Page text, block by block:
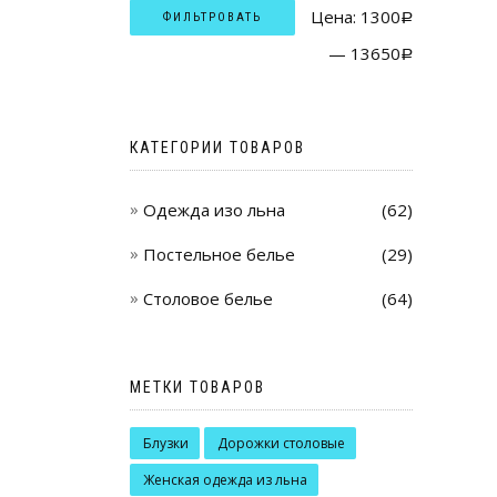
ФИЛЬТРОВАТЬ Цена: 1300Р
— 13650Р
КАТЕГОРИИ ТОВАРОВ
Одежда изо льна (62)
Постельное белье (29)
Столовое белье (64)
МЕТКИ ТОВАРОВ
Блузки
Дорожки столовые
Женская одежда из льна